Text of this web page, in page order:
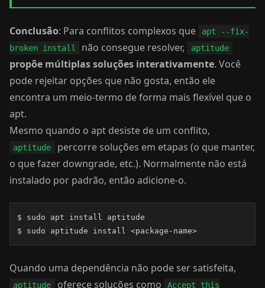
Conclusão: Para conflitos complexos que
apt --fix-
broken install
não consegue resolver, aptitude
propõe múltiplas soluções interativamente. Você
pode rejeitar opções que não gosta, então ele
encontra um meio-termo de forma mais flexível que o
apt.
Mesmo quando o apt desiste de um conflito,
aptitude
percorre soluções em etapas (o que manter,
o que fazer downgrade, etc.). Normalmente não está
instalado por padrão, então adicione-o.
$ sudo apt install aptitude
$ sudo aptitude install <package-name>
Quando uma dependência não pode ser satisfeita,
aptitude oferece soluções como Accept this